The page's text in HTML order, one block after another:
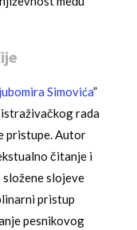
Simovića”
rada
pristupe. Autor
čitanje i
slojeve
pristup
pesnikovog